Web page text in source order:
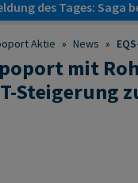
des Tages: Saga
Aktie » News »
mit
Steigerung